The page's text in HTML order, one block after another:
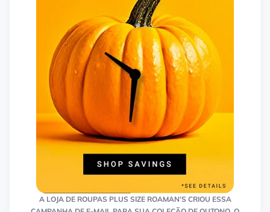
A LOJA DE ROUPAS PLUS SIZE ROAMAN’S CRIOU ESSA